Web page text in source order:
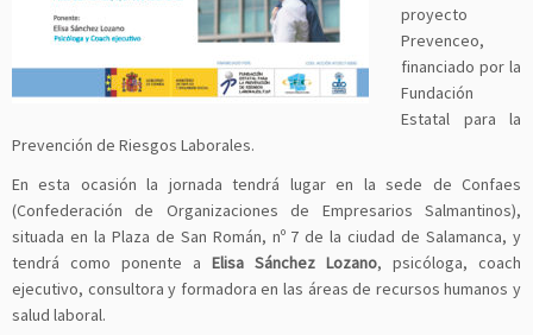
proyecto
Prevenceo,
financiado por la
Fundación
Estatal para la
Prevención de Riesgos Laborales.
En esta ocasión la jornada tendrá lugar en la sede de Confaes
(Confederación de Organizaciones de Empresarios Salmantinos),
situada en la Plaza de San Román, nº 7 de la ciudad de Salamanca, y
tendrá como ponente a Elisa Sánchez Lozano, psicóloga, coach
ejecutivo, consultora y formadora en las áreas de recursos humanos y
salud laboral.